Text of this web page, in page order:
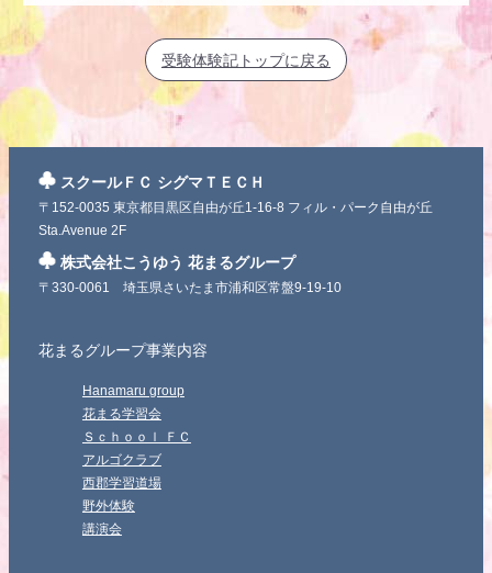
受験体験記トップに戻る
スクールＦＣ シグマＴＥＣＨ
〒152-0035 東京都目黒区自由が丘1-16-8 フィル・パーク自由が丘
Sta.Avenue 2F
株式会社こうゆう 花まるグループ
〒330-0061 埼玉県さいたま市浦和区常盤9-19-10
花まるグループ事業内容
Hanamaru group
花まる学習会
Ｓｃｈｏｏｌ ＦＣ
アルゴクラブ
西郡学習道場
野外体験
講演会